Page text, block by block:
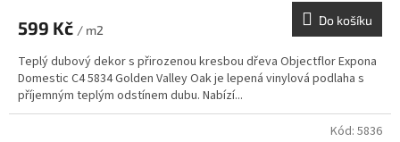
599 Kč / m2
Do košíku
Teplý dubový dekor s přirozenou kresbou dřeva Objectflor Expona
Domestic C4 5834 Golden Valley Oak je lepená vinylová podlaha s
příjemným teplým odstínem dubu. Nabízí...
Kód: 5836